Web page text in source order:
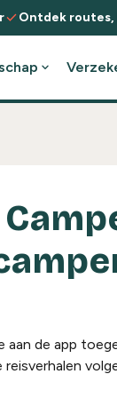
checkOntdek routes,
expand_more
de app